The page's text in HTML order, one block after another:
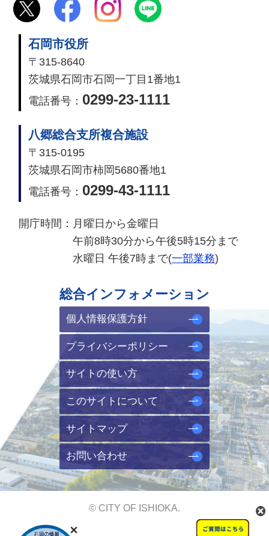
石岡市役所
〒315-8640
茨城県石岡市石岡一丁目1番地1
電話番号： 0299-23-1111
八郷総合支所複合施設
〒315-0195
茨城県石岡市柿岡5680番地1
電話番号： 0299-43-1111
開庁時間： 月曜日から金曜日
午前8時30分から午後5時15分まで
水曜日 午後7時まで(一部業務)
総合インフォメーション
個人情報保護方針
プライバシーポリシー
サイトの使い方
このサイトについて
サイトマップ
お問い合わせ
© CITY OF ISHIOKA.